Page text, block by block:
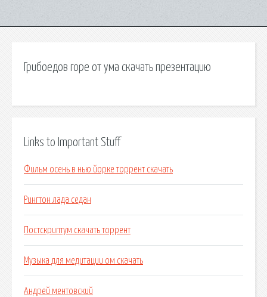
Грибоедов горе от ума скачать презентацию
Links to Important Stuff
Фильм осень в нью йорке торрент скачать
Рингтон лада седан
Постскриптум скачать торрент
Музыка для медитации ом скачать
Андрей ментовский